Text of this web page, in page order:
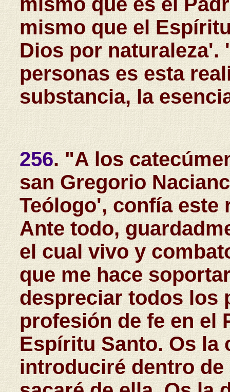
mismo que el
Dios por naturaleza'.
personas es esta
substancia, la
256. "A los
san Gregorio
Teólogo', confía este
Ante todo,
el cual vivo y
que me hace
despreciar todos los
profesión de fe en el
Espíritu Santo. Os la
introduciré dentro de